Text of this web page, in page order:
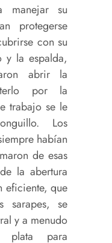
manejar su
protegerse
con su
y la espalda,
abrir la
por la
trabajo se le
Los
habían
de esas
la abertura
eficiente, que
sarapes, se
y a menudo
plata para